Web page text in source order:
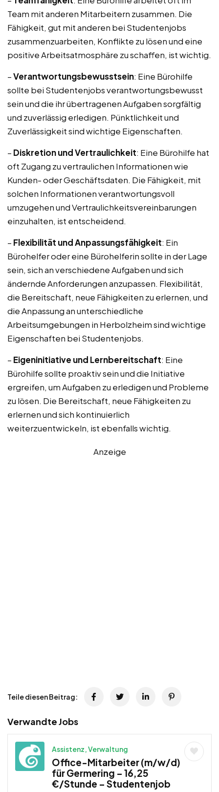
Team mit anderen Mitarbeitern zusammen. Die
Fähigkeit, gut mit anderen bei Studentenjobs
zusammenzuarbeiten, Konflikte zu lösen und eine
positive Arbeitsatmosphäre zu schaffen, ist wichtig.
–Verantwortungsbewusstsein: Eine Bürohilfe
sollte bei Studentenjobs verantwortungsbewusst
sein und die ihr übertragenen Aufgaben sorgfältig
und zuverlässig erledigen. Pünktlichkeit und
Zuverlässigkeit sind wichtige Eigenschaften.
– Diskretion und Vertraulichkeit: Eine Bürohilfe hat
oft Zugang zu vertraulichen Informationen wie
Kunden- oder Geschäftsdaten. Die Fähigkeit, mit
solchen Informationen verantwortungsvoll
umzugehen und Vertraulichkeitsvereinbarungen
einzuhalten, ist entscheidend.
– Flexibilität und Anpassungsfähigkeit: Ein
Bürohelfer oder eine Bürohelferin sollte in der Lage
sein, sich an verschiedene Aufgaben und sich
ändernde Anforderungen anzupassen. Flexibilität,
die Bereitschaft, neue Fähigkeiten zu erlernen, und
die Anpassung an unterschiedliche
Arbeitsumgebungen in Herbolzheim sind wichtige
Eigenschaften bei Studentenjobs.
– Eigeninitiative und Lernbereitschaft: Eine
Bürohilfe sollte proaktiv sein und die Initiative
ergreifen, um Aufgaben zu erledigen und Probleme
zu lösen. Die Bereitschaft, neue Fähigkeiten zu
erlernen und sich kontinuierlich
weiterzuentwickeln, ist ebenfalls wichtig.
Anzeige
Teile diesen Beitrag:
Verwandte Jobs
Assistenz, Verwaltung
Office-Mitarbeiter (m/w/d)
für Germering – 16,25
€/Stunde – Studentenjob